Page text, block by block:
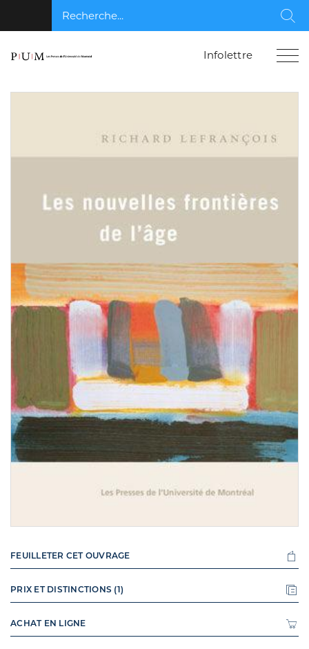
Recherche...
Infolettre
FEUILLETER CET OUVRAGE
PRIX ET DISTINCTIONS (1)
ACHAT EN LIGNE